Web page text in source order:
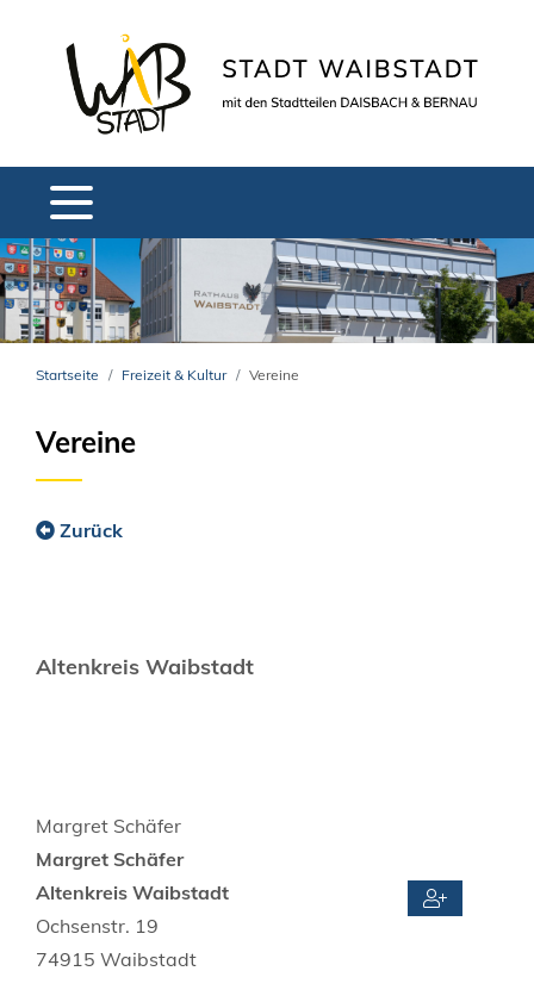
Startseite Freizeit & Kultur Vereine
Vereine
Zurück
Altenkreis Waibstadt
Margret Schäfer
Margret Schäfer
Altenkreis Waibstadt
Ochsenstr. 19
74915 Waibstadt